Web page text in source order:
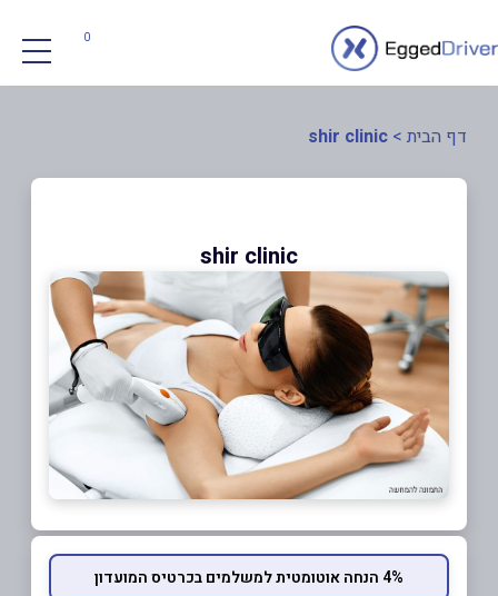
0
דף הבית >
shir clinic
shir clinic
4% הנחה אוטומטית למשלמים בכרטיס המועדון